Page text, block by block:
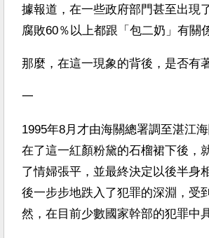
據報道，在一些政府部門甚至出現
腐敗60％以上都跟「包二奶」有關
那麼，在這一現象的背後，是否有
一
1995年8月才由海關總署調至湛江
在了這一紅顏粉黛的石榴裙下後，
了情婦張平，並最終決定以後半身
後一步步地跌入了犯罪的深淵，受
然，在目前少數國家幹部的犯罪中